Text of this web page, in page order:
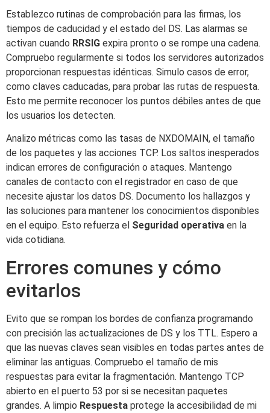
Establezco rutinas de comprobación para las firmas, los
tiempos de caducidad y el estado del DS. Las alarmas se
activan cuando RRSIG expira pronto o se rompe una cadena.
Compruebo regularmente si todos los servidores autorizados
proporcionan respuestas idénticas. Simulo casos de error,
como claves caducadas, para probar las rutas de respuesta.
Esto me permite reconocer los puntos débiles antes de que
los usuarios los detecten.
Analizo métricas como las tasas de NXDOMAIN, el tamaño
de los paquetes y las acciones TCP. Los saltos inesperados
indican errores de configuración o ataques. Mantengo
canales de contacto con el registrador en caso de que
necesite ajustar los datos DS. Documento los hallazgos y
las soluciones para mantener los conocimientos disponibles
en el equipo. Esto refuerza el Seguridad operativa en la
vida cotidiana.
Errores comunes y cómo
evitarlos
Evito que se rompan los bordes de confianza programando
con precisión las actualizaciones de DS y los TTL. Espero a
que las nuevas claves sean visibles en todas partes antes de
eliminar las antiguas. Compruebo el tamaño de mis
respuestas para evitar la fragmentación. Mantengo TCP
abierto en el puerto 53 por si se necesitan paquetes
grandes. A limpio Respuesta protege la accesibilidad de mi